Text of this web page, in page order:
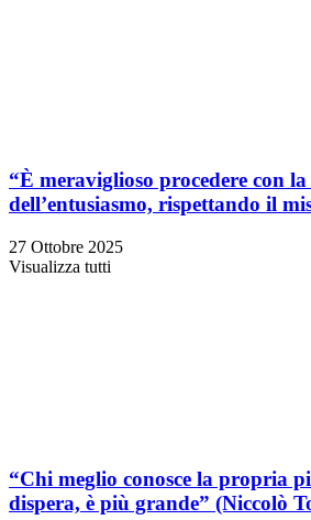
“È meraviglioso procedere con
dell’entusiasmo, rispettando il
27 Ottobre 2025
Visualizza tutti
“Chi meglio conosce la propria
dispera, è più grande” (Niccolò